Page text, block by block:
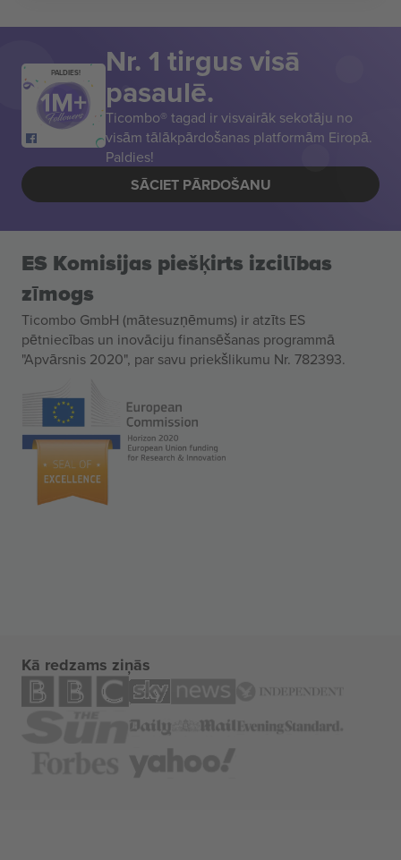
PALDIES! Nr. 1 tirgus visā
pasaulē.
Ticombo® tagad ir visvairāk sekotāju no
visām tālākpārdošanas platformām Eiropā.
Paldies!
SĀCIET PĀRDOŠANU
ES Komisijas piešķirts izcilības
zīmogs
Ticombo GmbH (mātesuzņēmums) ir atzīts ES
pētniecības un inovāciju finansēšanas programmā
"Apvārsnis 2020", par savu priekšlikumu Nr. 782393.
Kā redzams ziņās